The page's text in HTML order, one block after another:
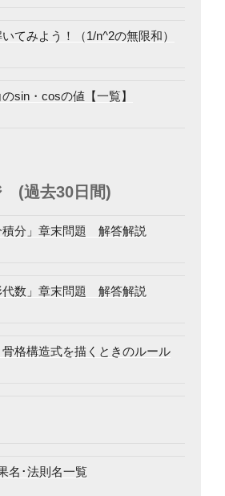
てみよう！（1/n^2の無限和）
sin・cosの値【一覧】
(過去30日間)
積分」章末問題 解答解説
代数」章末問題 解答解説
格構造式を描くときのルール
名･法則名一覧